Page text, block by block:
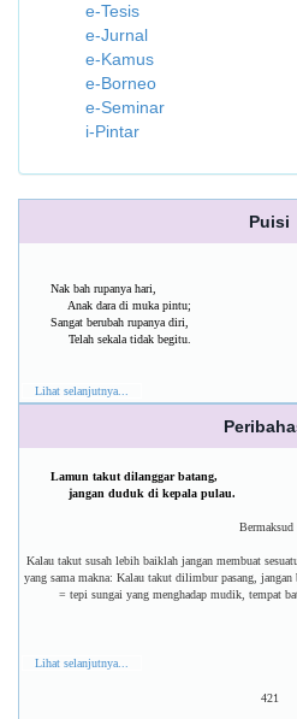
e-Tesis
e-Jurnal
e-Kamus
e-Borneo
e-Seminar
i-Pintar
Puisi
Nak bah rupanya hari,
Anak dara di muka pintu;
Sangat berubah rupanya diri,
Telah sekala tidak begitu.
Lihat selanjutnya...
Lamun takut dilanggar batang,
jangan duduk di kepala pulau.
Bermaksud
Kalau takut susah lebih baiklah jangan membuat
yang sama makna: Kalau takut dilimbur pasang,
= tepi sungai yang menghadap mudik, tempat
Lihat selanjutnya...
421